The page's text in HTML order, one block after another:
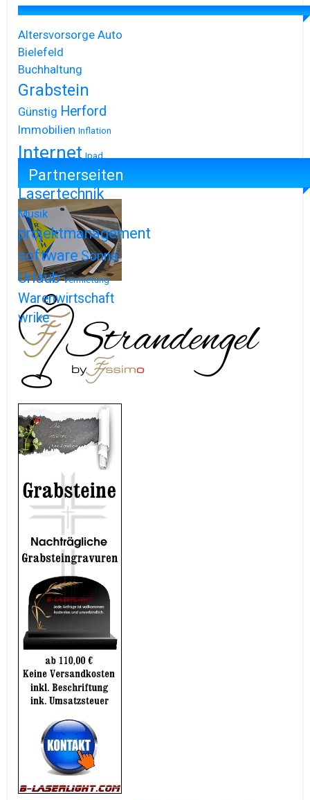
Altersvorsorge Auto
Bielefeld
Buchhaltung
Grabstein
Günstig Herford
Immobilien Inflation
Internet Ipad
Iphone
Lasertechnik
Musik
projektmanagement
softwareSonne
Urlaub Vermietung
Warenwirtschaft
wrike
Partnerseiten